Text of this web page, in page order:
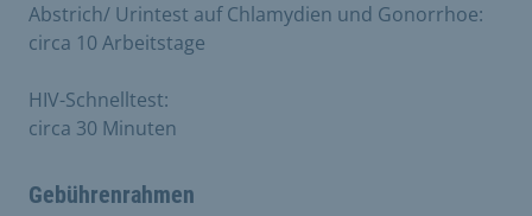
Abstrich/ Urintest auf Chlamydien und Gonorrhoe:
circa 10 Arbeitstage
HIV-Schnelltest:
circa 30 Minuten
Gebührenrahmen